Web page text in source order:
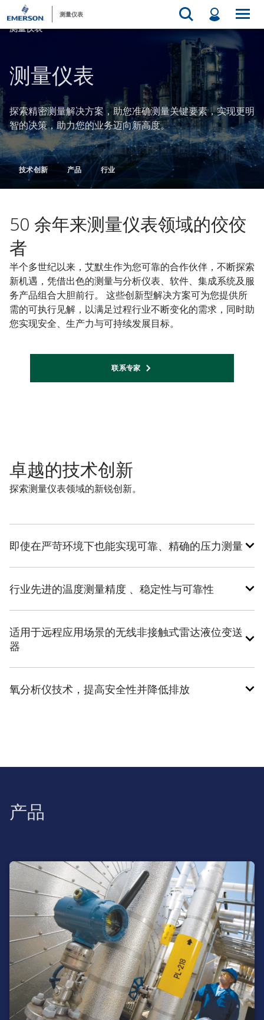
测量仪表
测量仪表
测量仪表​
探索精密测量解决方案，助您准确测量关键要素，实现更明
智的决策，助力您的业务迈向新高度。
技术创新​ 产品​ 行业​
50 余年来测量仪表领域的佼佼
者​
半个多世纪以来，艾默生作为您可靠的合作伙伴，不断探索
新机遇，凭借出色的测量与分析仪表、软件、集成系统及服
务产品组合大胆前行。 这些创新型解决方案可为您提供所
需的可执行见解，以满足过程行业不断变化的需求，同时助
您实现安全、生产力与可持续发展目标。​
联系专家
卓越的技术创新
探索测量仪表领域的新锐创新。
即使在严苛环境下也能实现可靠、精确的压力测量
行业先进的温度测量精度 、稳定性与可靠性
适用于远程应用场景的无线非接触式雷达液位变送
器​
氧分析仪技术，提高安全性并降低排放
产品